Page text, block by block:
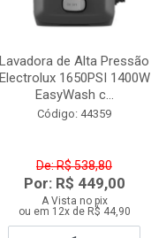
Lavadora de Alta Pressão
Electrolux 1650PSI 1400W
EasyWash c...
Código: 44359
De: R$ 538,80
Por: R$ 449,00
A Vista no pix
ou em 12x de R$ 44,90